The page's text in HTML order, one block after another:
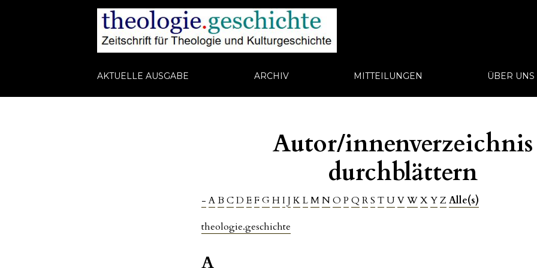
AKTUELLE AUSGABE ARCHIV MITTEILUNGEN ÜBER UNS
Autor/innenverzeichnis
durchblättern
- AB CD EFGHI J KLMNO P Q RS TUVWXYZ Alle(s)
theologie.geschichte
A